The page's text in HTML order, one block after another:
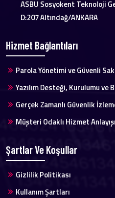
ASBU Sosyokent Teknoloji
D:207 Altındağ/ANKARA
Hizmet Bağlantıları
Parola Yönetimi ve Güvenli
Yazılım Desteği, Kurulumu ve
Gerçek Zamanlı Güvenlik
Müşteri Odaklı Hizmet Anlayışı
Şartlar Ve Koşullar
Gizlilik Politikası
Kullanım Şartları